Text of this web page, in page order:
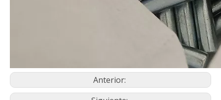
Anterior: